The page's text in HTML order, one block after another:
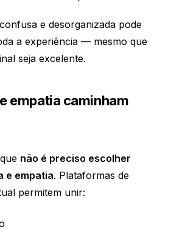
e desorganizada pode
a experiência — mesmo que
seja excelente.
empatia caminham
não é preciso escolher
e empatia. Plataformas de
permitem unir: